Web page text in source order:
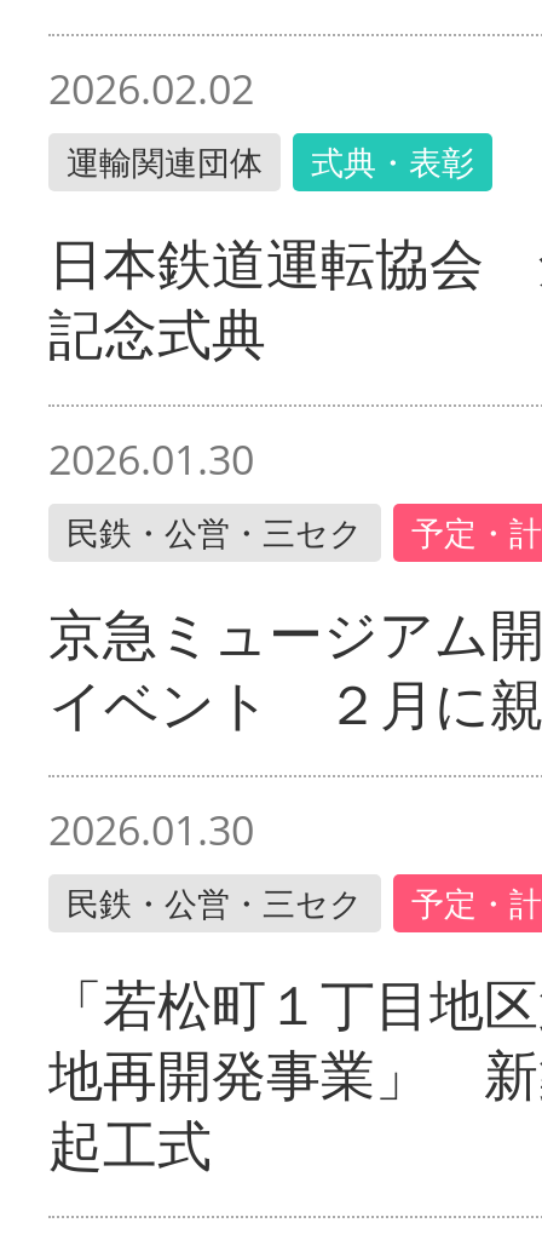
2026.02.02
運輸関連団体 式典・表彰
日本鉄道運転協会
記念式典
2026.01.30
民鉄・公営・三セク 予定・
京急ミュージアム
イベント ２月に
2026.01.30
民鉄・公営・三セク 予定・
「若松町１丁目地
地再開発事業」
起工式